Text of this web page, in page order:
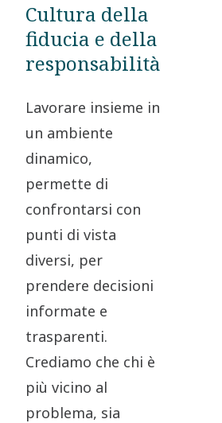
Cultura della
fiducia e della
responsabilità
Lavorare insieme in
un ambiente
dinamico,
permette di
confrontarsi con
punti di vista
diversi, per
prendere decisioni
informate e
trasparenti.
Crediamo che chi è
più vicino al
problema, sia